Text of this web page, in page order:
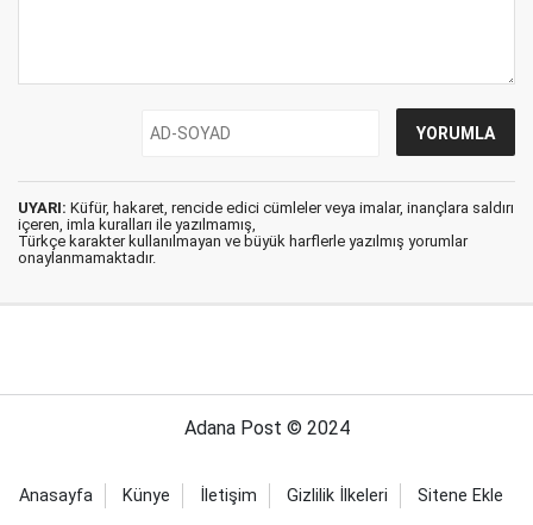
UYARI: Küfür, hakaret, rencide edici cümleler veya imalar, inançlara saldırı
içeren, imla kuralları ile yazılmamış,
Türkçe karakter kullanılmayan ve büyük harflerle yazılmış yorumlar
onaylanmamaktadır.
Adana Post © 2024
Anasayfa Künye İletişim Gizlilik İlkeleri Sitene Ekle